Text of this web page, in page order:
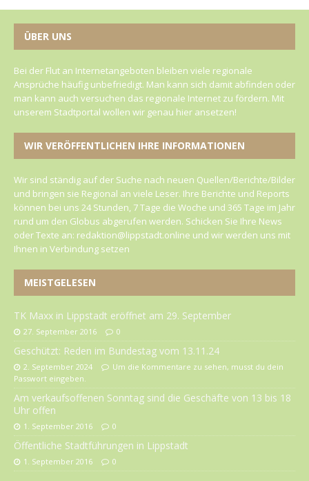
ÜBER UNS
Bei der Flut an Internetangeboten bleiben viele regionale
Ansprüche häufig unbefriedigt. Man kann sich damit abfinden oder
man kann auch versuchen das regionale Internet zu fördern. Mit
unserem Stadtportal wollen wir genau hier ansetzen!
WIR VERÖFFENTLICHEN IHRE INFORMATIONEN
Wir sind ständig auf der Suche nach neuen Quellen/Berichte/Bilder
und bringen sie Regional an viele Leser. Ihre Berichte und Reports
können bei uns 24 Stunden, 7 Tage die Woche und 365 Tage im Jahr
rund um den Globus abgerufen werden. Schicken Sie Ihre News
oder Texte an: redaktion@lippstadt.online und wir werden uns mit
Ihnen in Verbindung setzen
MEISTGELESEN
TK Maxx in Lippstadt eröffnet am 29. September
27. September 2016 0
Geschützt: Reden im Bundestag vom 13.11.24
2. September 2024
Um die Kommentare zu sehen, musst du dein
Passwort eingeben.
Am verkaufsoffenen Sonntag sind die Geschäfte von 13 bis 18
Uhr offen
1. September 2016 0
Öffentliche Stadtführungen in Lippstadt
1. September 2016 0